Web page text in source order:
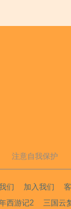
注意自我保护
们 加入我们
西游记2 三国云